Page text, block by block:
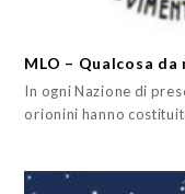
MLO – Qualcosa
In ogni Nazione di
orionini hanno